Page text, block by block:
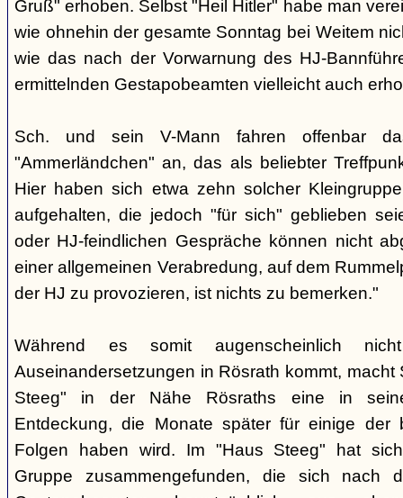
Gruß" erhoben. Selbst "Heil Hitler" habe man
wie ohnehin der gesamte Sonntag bei Weitem
wie das nach der Vorwarnung des HJ-
ermittelnden Gestapobeamten vielleicht auch
Sch. und sein V-Mann fahren offenbar
"Ammerländchen" an, das als beliebter
Hier haben sich etwa zehn solcher
aufgehalten, die jedoch "für sich" geblieben
oder HJ-feindlichen Gespräche können nicht
einer allgemeinen Verabredung, auf dem
der HJ zu provozieren, ist nichts zu bemerken."
Während es somit augenscheinlich
Auseinandersetzungen in Rösrath kommt, macht
Steeg" in der Nähe Rösraths eine in
Entdeckung, die Monate später für einige der
Folgen haben wird. Im "Haus Steeg" hat
Gruppe zusammengefunden, die sich nach